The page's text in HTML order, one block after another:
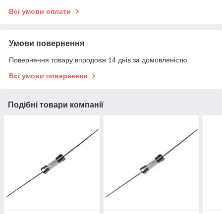
Всі умови оплати
Умови повернення
Повернення товару впродовж 14 днів за домовленістю
Всі умови повернення
Подібні товари компанії